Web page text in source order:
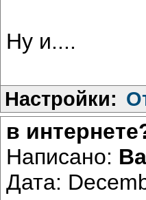
Ну и....
Настройки:
в
Написано:
Дата: